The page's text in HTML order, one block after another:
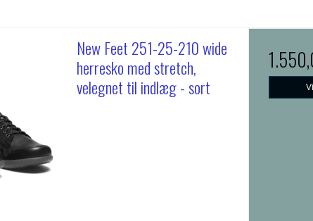
New Feet 251-25-210 wide
herresko med stretch,
velegnet til indlæg - sort